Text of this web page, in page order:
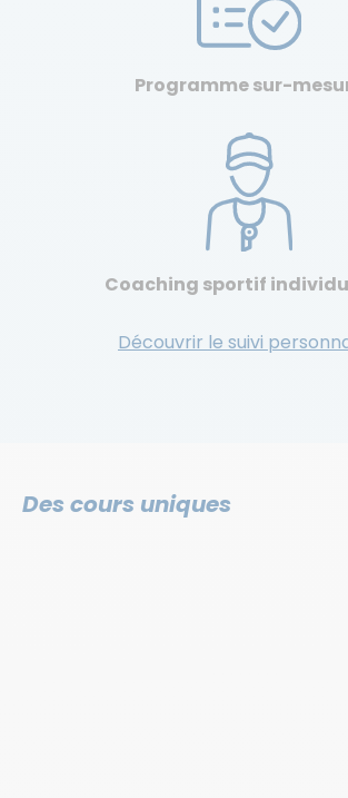
Programme sur-
Coaching sportif
Découvrir le suivi
Des cours uniques